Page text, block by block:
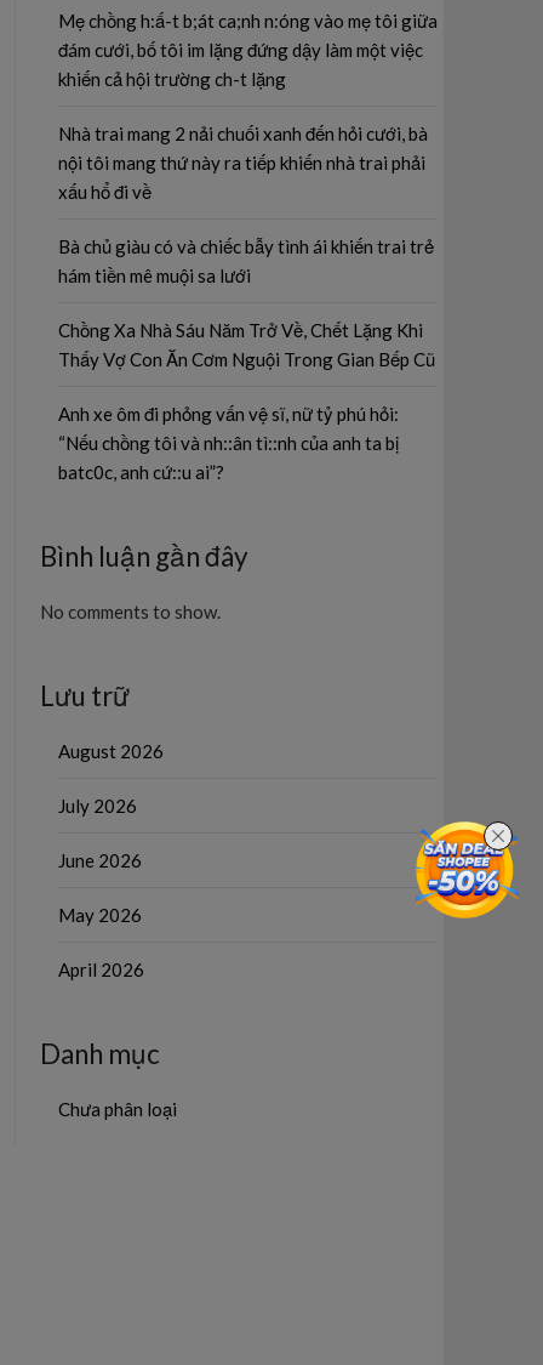
Mẹ chồng h:ấ-t b;át ca;nh n:óng vào mẹ tôi giữa
đám cưới, bố tôi im lặng đứng dậy làm một việc
khiến cả hội trường ch-t lặng
Nhà trai mang 2 nải chuối xanh đến hỏi cưới, bà
nội tôi mang thứ này ra tiếp khiến nhà trai phải
xấu hổ đi về
Bà chủ giàu có và chiếc bẫy tình ái khiến trai trẻ
hám tiền mê muội sa lưới
Chồng Xa Nhà Sáu Năm Trở Về, Chết Lặng Khi
Thấy Vợ Con Ăn Cơm Nguội Trong Gian Bếp Cũ
Anh xe ôm đi phỏng vấn vệ sĩ, nữ tỷ phú hỏi:
“Nếu chồng tôi và nh::ân tì::nh của anh ta bị
batc0c, anh cứ::u ai”?
Bình luận gần đây
No comments to show.
Lưu trữ
August 2026
July 2026
June 2026
May 2026
April 2026
Danh mục
Chưa phân loại